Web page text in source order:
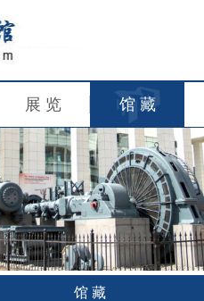
展 览 馆 藏
馆 藏